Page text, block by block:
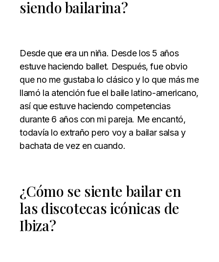
siendo bailarina?
Desde que era un niña. Desde los 5 años
estuve haciendo ballet. Después, fue obvio
que no me gustaba lo clásico y lo que más me
llamó la atención fue el baile latino-americano,
así que estuve haciendo competencias
durante 6 años con mi pareja. Me encantó,
todavía lo extraño pero voy a bailar salsa y
bachata de vez en cuando.
¿Cómo se siente bailar en
las discotecas icónicas de
Ibiza?